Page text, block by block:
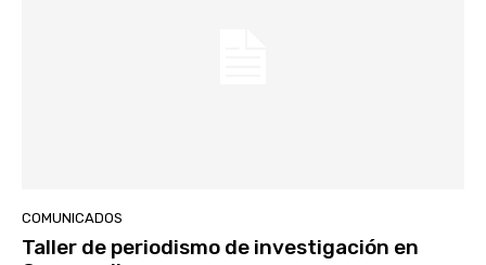
COMUNICADOS
Taller de periodismo de investigación en